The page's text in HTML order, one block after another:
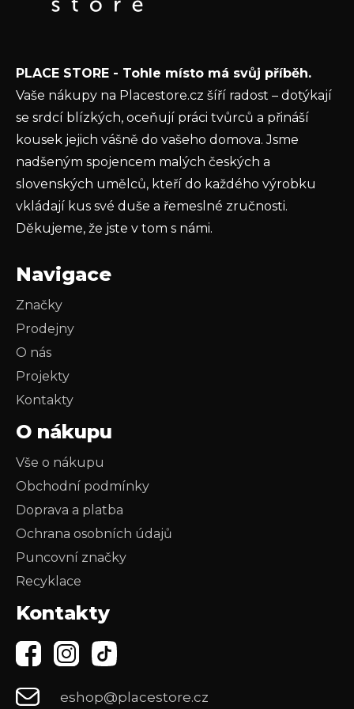
ochrany osobních údajů
PŘIHLÁSIT SE
PLACE STORE - Tohle místo má svůj příběh.
Vaše nákupy na Placestore.cz šíří radost – dotýkají
se srdcí blízkých, oceňují práci tvůrců a přináší
kousek jejich vášně do vašeho domova. Jsme
nadšeným spojencem malých českých a
slovenských umělců, kteří do každého výrobku
vkládají kus své duše a řemeslné zručnosti.
Děkujeme, že jste v tom s námi.
Navigace
Značky
Prodejny
O nás
Projekty
Kontakty
O nákupu
Vše o nákupu
Obchodní podmínky
Doprava a platba
Ochrana osobních údajů
Puncovní značky
Recyklace
Kontakty
eshop@placestore.cz